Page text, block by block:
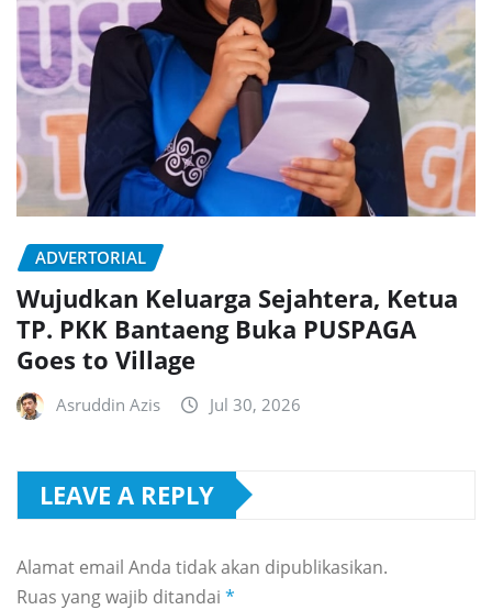
ADVERTORIAL
Wujudkan Keluarga Sejahtera, Ketua
TP. PKK Bantaeng Buka PUSPAGA
Goes to Village
Asruddin Azis Jul 30, 2026
LEAVE A REPLY
Alamat email Anda tidak akan dipublikasikan.
Ruas yang wajib ditandai *